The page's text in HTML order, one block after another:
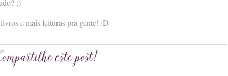
e mais leituras pra gente! :D